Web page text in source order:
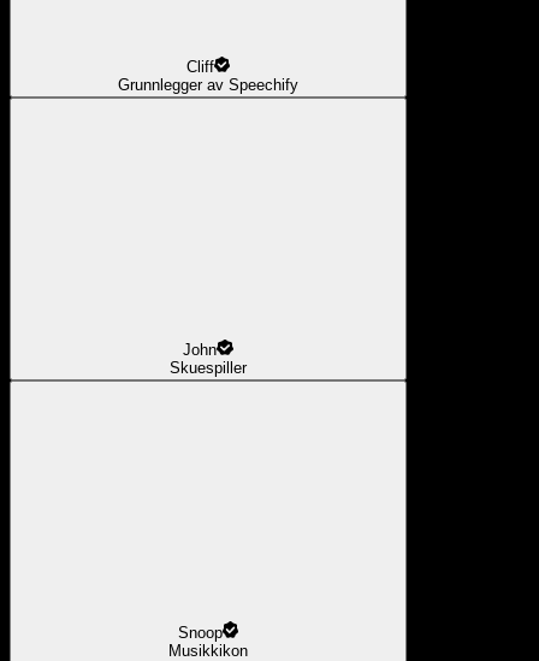
Cliff
Grunnlegger av Speechify
John
Skuespiller
Snoop
Musikkikon